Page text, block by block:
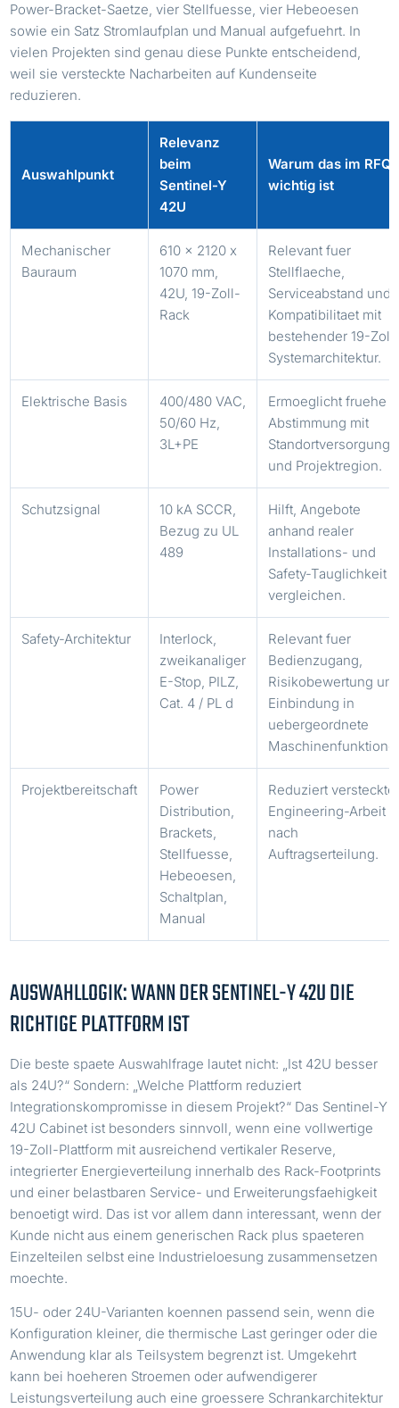
Power-Bracket-Saetze, vier Stellfuesse, vier Hebeoesen
sowie ein Satz Stromlaufplan und Manual aufgefuehrt. In
vielen Projekten sind genau diese Punkte entscheidend,
weil sie versteckte Nacharbeiten auf Kundenseite
reduzieren.
Auswahlpunkt
Relevanz
beim
Sentinel-Y
42U
Warum das im RFQ
wichtig ist
Mechanischer
Bauraum
610 x 2120 x
1070 mm,
42U, 19-Zoll-
Rack
Relevant fuer
Stellflaeche,
Serviceabstand und
Kompatibilitaet mit
bestehender 19-
Systemarchitektur.
Elektrische Basis
400/480 VAC,
50/60 Hz,
3L+PE
Ermoeglicht fruehe
Abstimmung mit
Standortversorgung
und Projektregion.
Schutzsignal
10 kA SCCR,
Bezug zu UL
489
Hilft, Angebote
anhand realer
Installations- und
Safety-Tauglichkeit
vergleichen.
Safety-Architektur
Interlock,
zweikanaliger
E-Stop, PILZ,
Cat. 4 / PL d
Relevant fuer
Bedienzugang,
Risikobewertung
Einbindung in
uebergeordnete
Projektbereitschaft
Power
Distribution,
Brackets,
Stellfuesse,
Hebeoesen,
Schaltplan,
Manual
Reduziert versteckte
Engineering-Arbeit
nach
Auftragserteilung.
AUSWAHLLOGIK: WANN DER SENTINEL-Y 42U DIE
RICHTIGE PLATTFORM IST
Die beste spaete Auswahlfrage lautet nicht: „Ist 42U besser
als 24U?“ Sondern: „Welche Plattform reduziert
Integrationskompromisse in diesem Projekt?“ Das Sentinel-Y
42U Cabinet ist besonders sinnvoll, wenn eine vollwertige
19-Zoll-Plattform mit ausreichend vertikaler Reserve,
integrierter Energieverteilung innerhalb des Rack-Footprints
und einer belastbaren Service- und Erweiterungsfaehigkeit
benoetigt wird. Das ist vor allem dann interessant, wenn der
Kunde nicht aus einem generischen Rack plus spaeteren
Einzelteilen selbst eine Industrieloesung zusammensetzen
moechte.
15U- oder 24U-Varianten koennen passend sein, wenn die
Konfiguration kleiner, die thermische Last geringer oder die
Anwendung klar als Teilsystem begrenzt ist. Umgekehrt
kann bei hoeheren Stroemen oder aufwendigerer
Leistungsverteilung auch eine groessere Schrankarchitektur